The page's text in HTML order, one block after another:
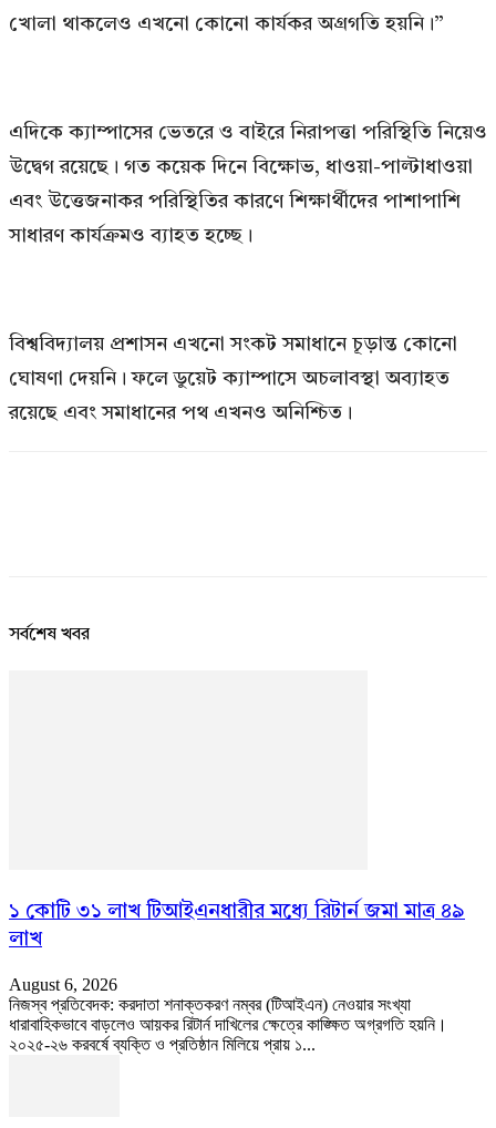
খোলা থাকলেও এখনো কোনো কার্যকর অগ্রগতি হয়নি।”
এদিকে ক্যাম্পাসের ভেতরে ও বাইরে নিরাপত্তা পরিস্থিতি নিয়েও
উদ্বেগ রয়েছে। গত কয়েক দিনে বিক্ষোভ, ধাওয়া-পাল্টাধাওয়া
এবং উত্তেজনাকর পরিস্থিতির কারণে শিক্ষার্থীদের পাশাপাশি
সাধারণ কার্যক্রমও ব্যাহত হচ্ছে।
বিশ্ববিদ্যালয় প্রশাসন এখনো সংকট সমাধানে চূড়ান্ত কোনো
ঘোষণা দেয়নি। ফলে ডুয়েট ক্যাম্পাসে অচলাবস্থা অব্যাহত
রয়েছে এবং সমাধানের পথ এখনও অনিশ্চিত।
সর্বশেষ খবর
১ কোটি ৩১ লাখ টিআইএনধারীর মধ্যে রিটার্ন জমা মাত্র ৪৯
লাখ
August 6, 2026
নিজস্ব প্রতিবেদক: করদাতা শনাক্তকরণ নম্বর (টিআইএন) নেওয়ার সংখ্যা
ধারাবাহিকভাবে বাড়লেও আয়কর রিটার্ন দাখিলের ক্ষেত্রে কাঙ্ক্ষিত অগ্রগতি হয়নি।
২০২৫-২৬ করবর্ষে ব্যক্তি ও প্রতিষ্ঠান মিলিয়ে প্রায় ১...